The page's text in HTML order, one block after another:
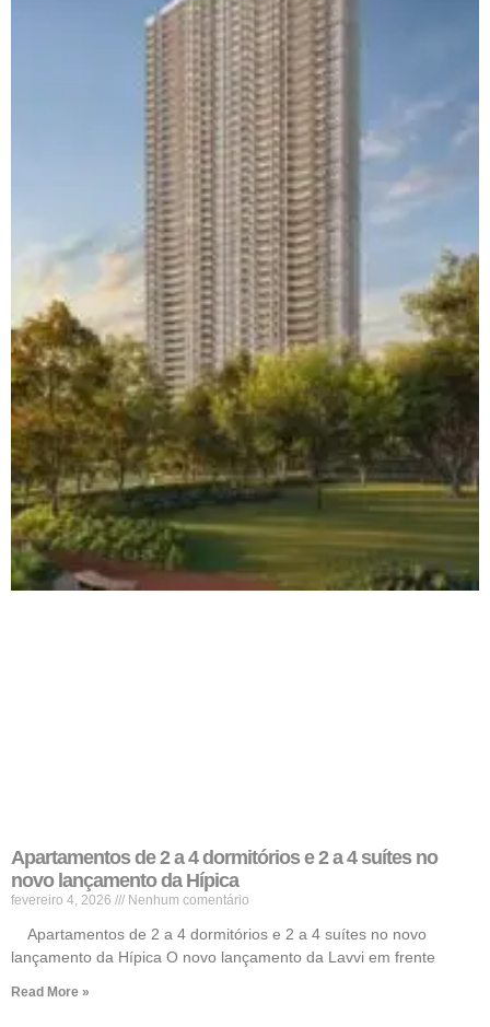
Apartamentos de 2 a 4 dormitórios e 2 a 4 suítes no
novo lançamento da Hípica
fevereiro 4, 2026 Nenhum comentário
Apartamentos de 2 a 4 dormitórios e 2 a 4 suítes no novo
lançamento da Hípica O novo lançamento da Lavvi em frente
Read More »